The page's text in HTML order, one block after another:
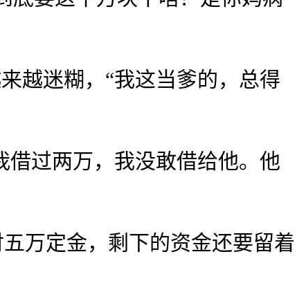
越迷糊，“我这当爹的，总得
过两万，我没敢借给他。他
万定金，剩下的资金还要留着